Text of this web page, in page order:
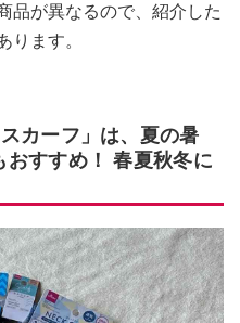
品が異なるので、紹介した
ります。
カーフ」は、夏の暑
おすすめ！ 春夏秋冬に